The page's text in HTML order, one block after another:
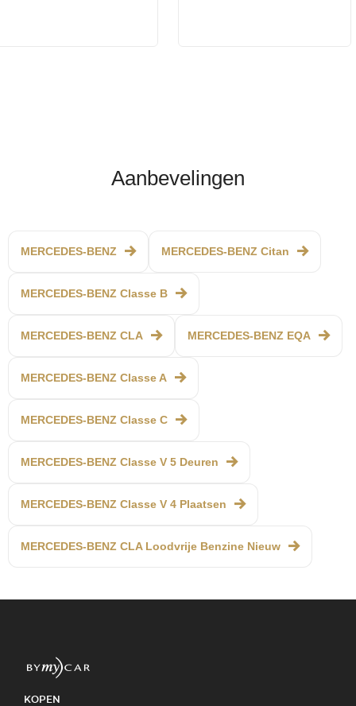
Aanbevelingen
MERCEDES-BENZ MERCEDES-BENZ Citan
MERCEDES-BENZ Classe B
MERCEDES-BENZ CLA MERCEDES-BENZ EQA
MERCEDES-BENZ Classe A
MERCEDES-BENZ Classe C
MERCEDES-BENZ Classe V 5 Deuren
MERCEDES-BENZ Classe V 4 Plaatsen
MERCEDES-BENZ CLA Loodvrije Benzine Nieuw
KOPEN